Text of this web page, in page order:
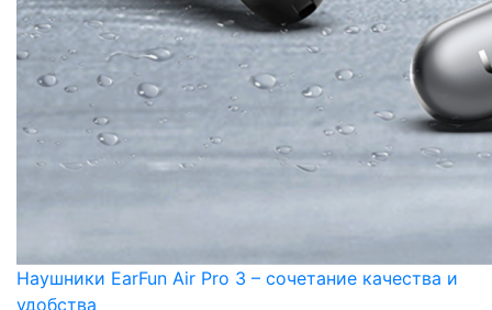
Наушники EarFun Air Pro 3 – сочетание качества и
удобства